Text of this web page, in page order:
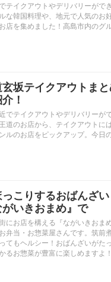
テイクアウトやデリバリーがで
な韓国料理や、地元で人気のお
店を集めました！高島市内の
玄坂テイクアウトま
！
でテイクアウトやデリバリーが
道のお店から、テイクアウトに
ルのお店をピックアップ。今日
っこりするおばんざ
いきおまめ』で
にお店を構える『ながいきおま
弁当・お惣菜屋さんです。筑前
てもヘルシー！おばんざいがた
るお惣菜が豊富に楽しめますよ